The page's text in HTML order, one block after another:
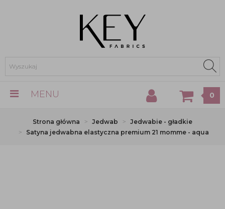
MENU 0
Strona główna Jedwab
Jedwabie - gładkie
Satyna jedwabna elastyczna premium 21 momme - aqua